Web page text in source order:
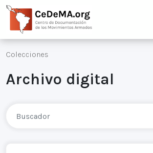
Colecciones
Archivo digital